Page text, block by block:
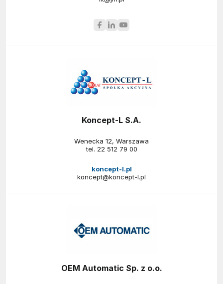
Koncept-L S.A.
Wenecka 12, Warszawa
tel. 22 512 79 00
koncept-l.pl
koncept@koncept-l.pl
OEM Automatic Sp. z o.o.